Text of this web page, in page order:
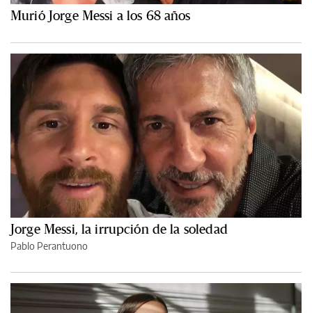
Murió Jorge Messi a los 68 años
Jorge Messi, la irrupción de la soledad
Pablo Perantuono